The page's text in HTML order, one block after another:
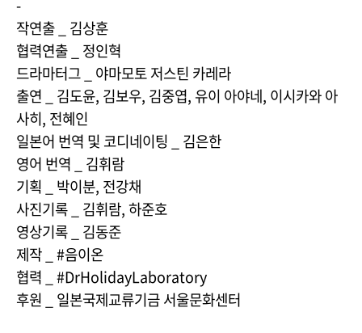
-
작연출 _ 김상훈
협력연출 _ 정인혁
드라마터그 _ 야마모토 저스틴 카레라
출연 _ 김도윤, 김보우, 김중엽, 유이 아야네, 이시카와 아
사히, 전혜인
일본어 번역 및 코디네이팅 _ 김은한
영어 번역 _ 김휘람
기획 _ 박이분, 전강채
사진기록 _ 김휘람, 하준호
영상기록 _ 김동준
제작 _ #음이온
협력 _ #DrHolidayLaboratory
후원 _ 일본국제교류기금 서울문화센터